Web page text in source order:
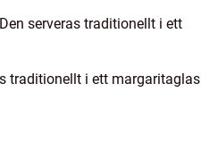
serveras traditionellt i ett
traditionellt i ett margaritaglas